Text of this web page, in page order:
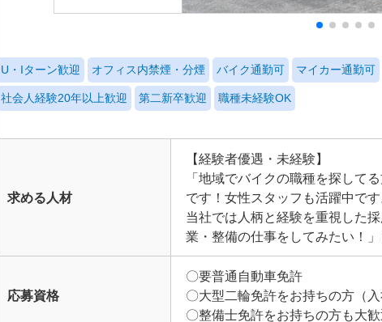
U・Iターン歓迎 オフィス内禁煙・分煙 バイク通勤可 マイカー通勤可
社会人経験20年以上歓迎 第二新卒歓迎 職種未経験OK
求める人材
【経験者優遇・未経験】
「地域でバイクの職種を探して
です！女性スタッフも活躍中です
当社では人柄と経験を重視した
業・整備の仕事をしてみたい！
応募資格
〇要普通自動車免許
〇大型二輪免許をお持ちの方（
〇整備士免許をお持ちの方も大歓